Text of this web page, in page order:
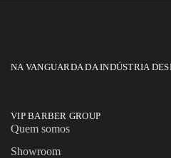
NA VANGUARDA DA INDÚSTRIA
VIP BARBER GROUP
Quem somos
Showroom